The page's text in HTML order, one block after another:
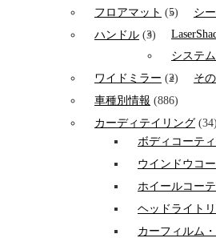
フロアマット (5) シ
ハンドル (3)
システ
ワイドミラー (2) そ
車種別情報 (886)
カーディテイリング (34)
ボディコーテ
ウインドウコ
ホイールコー
ヘッドライト
カーフィルム